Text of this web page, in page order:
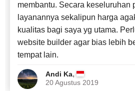
membantu. Secara keseluruhan
layanannya sekalipun harga
kualitas bagi saya yg utama.
website builder agar bias lebih
tempat lain.
Andi Ka,
20 Agustus 2019